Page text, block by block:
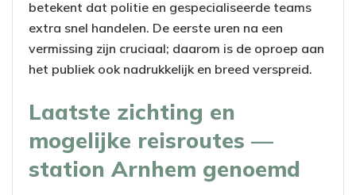
betekent dat politie en gespecialiseerde teams
extra snel handelen. De eerste uren na een
vermissing zijn cruciaal; daarom is de oproep aan
het publiek ook nadrukkelijk en breed verspreid.
Laatste zichting en
mogelijke reisroutes —
station Arnhem genoemd